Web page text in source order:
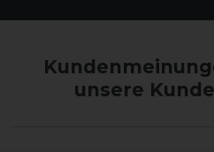
unsere